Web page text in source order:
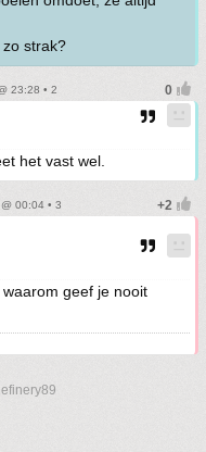
strak?
23:28 • 2
het vast wel.
00:04 • 3
geef je nooit